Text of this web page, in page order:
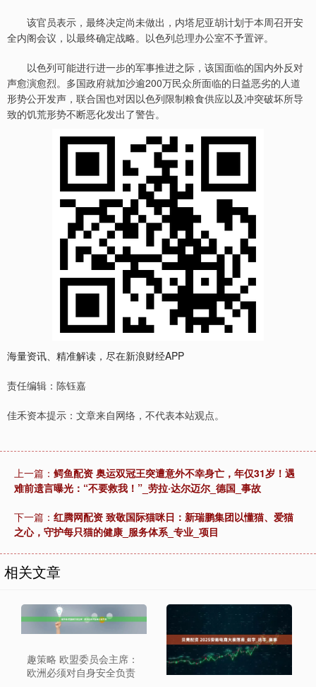
该官员表示，最终决定尚未做出，内塔尼亚胡计划于本周召开安
全内阁会议，以最终确定战略。以色列总理办公室不予置评。
以色列可能进行进一步的军事推进之际，该国面临的国内外反对
声愈演愈烈。多国政府就加沙逾200万民众所面临的日益恶劣的人道
形势公开发声，联合国也对因以色列限制粮食供应以及冲突破坏所导
致的饥荒形势不断恶化发出了警告。
海量资讯、精准解读，尽在新浪财经APP
责任编辑：陈钰嘉
佳禾资本提示：文章来自网络，不代表本站观点。
上一篇： 鳄鱼配资 奥运双冠王突遭意外不幸身亡，年仅31岁！遇
难前遗言曝光：“不要救我！”_劳拉·达尔迈尔_德国_事故
下一篇： 红腾网配资 致敬国际猫咪日：新瑞鹏集团以懂猫、爱猫
之心，守护每只猫的健康_服务体系_专业_项目
相关文章
趣策略 欧盟委员会主席：
欧洲必须对自身安全负责